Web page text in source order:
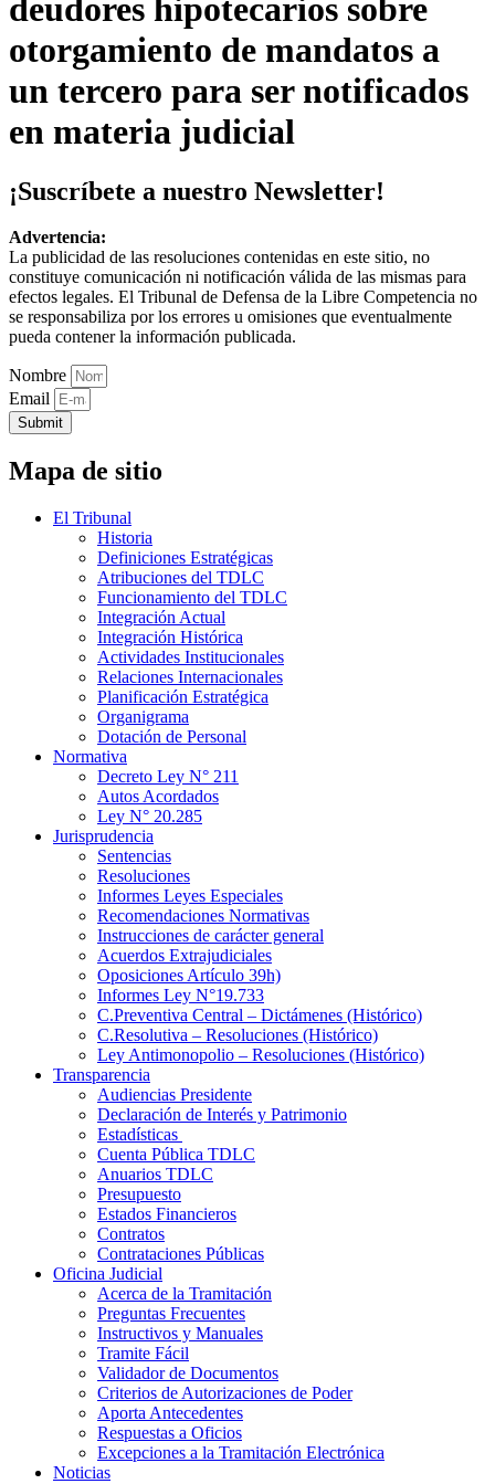
deudores hipotecarios sobre
otorgamiento de mandatos a
un tercero para ser notificados
en materia judicial
¡Suscríbete a nuestro Newsletter!
Advertencia:
La publicidad de las resoluciones contenidas en este sitio, no
constituye comunicación ni notificación válida de las mismas para
efectos legales. El Tribunal de Defensa de la Libre Competencia no
se responsabiliza por los errores u omisiones que eventualmente
pueda contener la información publicada.
Nombre
Email
Submit
Mapa de sitio
El Tribunal
Historia
Definiciones Estratégicas
Atribuciones del TDLC
Funcionamiento del TDLC
Integración Actual
Integración Histórica
Actividades Institucionales
Relaciones Internacionales
Planificación Estratégica
Organigrama
Dotación de Personal
Normativa
Decreto Ley N° 211
Autos Acordados
Ley N° 20.285
Jurisprudencia
Sentencias
Resoluciones
Informes Leyes Especiales
Recomendaciones Normativas
Instrucciones de carácter general
Acuerdos Extrajudiciales
Oposiciones Artículo 39h)
Informes Ley N°19.733
C.Preventiva Central – Dictámenes (Histórico)
C.Resolutiva – Resoluciones (Histórico)
Ley Antimonopolio – Resoluciones (Histórico)
Transparencia
Audiencias Presidente
Declaración de Interés y Patrimonio
Estadísticas
Cuenta Pública TDLC
Anuarios TDLC
Presupuesto
Estados Financieros
Contratos
Contrataciones Públicas
Oficina Judicial
Acerca de la Tramitación
Preguntas Frecuentes
Instructivos y Manuales
Tramite Fácil
Validador de Documentos
Criterios de Autorizaciones de Poder
Aporta Antecedentes
Respuestas a Oficios
Excepciones a la Tramitación Electrónica
Noticias